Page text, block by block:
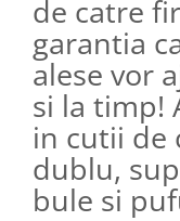
de catre
garantia
alese vor
si la timp!
in cutii de
dublu,
bule si